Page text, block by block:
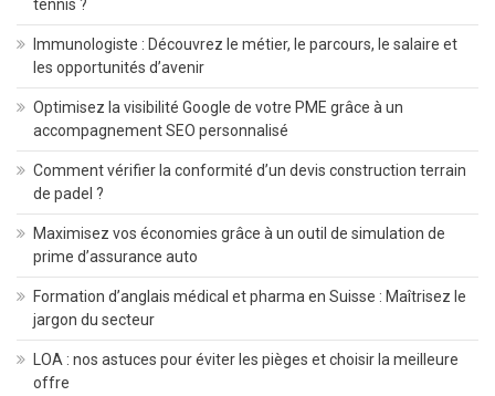
tennis ?
Immunologiste : Découvrez le métier, le parcours, le salaire et
les opportunités d’avenir
Optimisez la visibilité Google de votre PME grâce à un
accompagnement SEO personnalisé
Comment vérifier la conformité d’un devis construction terrain
de padel ?
Maximisez vos économies grâce à un outil de simulation de
prime d’assurance auto
Formation d’anglais médical et pharma en Suisse : Maîtrisez le
jargon du secteur
LOA : nos astuces pour éviter les pièges et choisir la meilleure
offre